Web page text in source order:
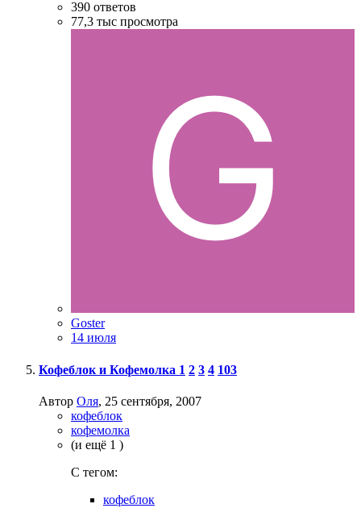
390 ответов
77,3 тыс просмотра
Goster
14 июля
Кофеблок и Кофемолка 1 2 3 4 103
Автор Оля, 25 сентября, 2007
кофеблок
кофемолка
(и ещё 1 )
C тегом:
кофеблок